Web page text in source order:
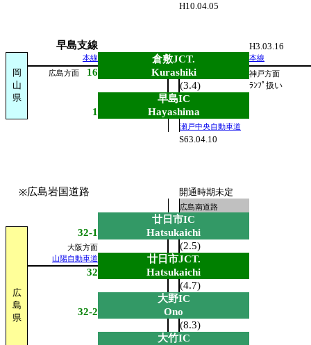
H10.04.05
早島支線 H3.03.16
岡
山
県
本線 倉敷JCT.
本線
広島方面 16 Kurashiki 神戸方面
(3.4) ﾗﾝﾌﾟ扱い
早島IC
1
Hayashima
瀬戸中央自動車道
S63.04.10
※広島岩国道路 開通時期未定
広島南道路
廿日市IC
広
島
県
32-1 Hatsukaichi
大阪方面 (2.5)
山陽自動車道
廿日市JCT.
32
Hatsukaichi
(4.7)
大野IC
32-2
Ono
(8.3)
大竹IC